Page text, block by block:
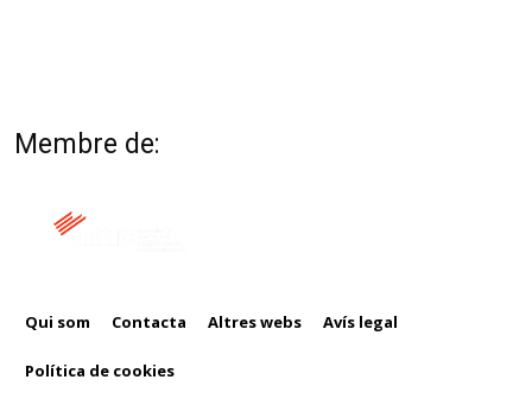
Membre de:
Qui som Contacta Altres webs Avís legal
Política de cookies